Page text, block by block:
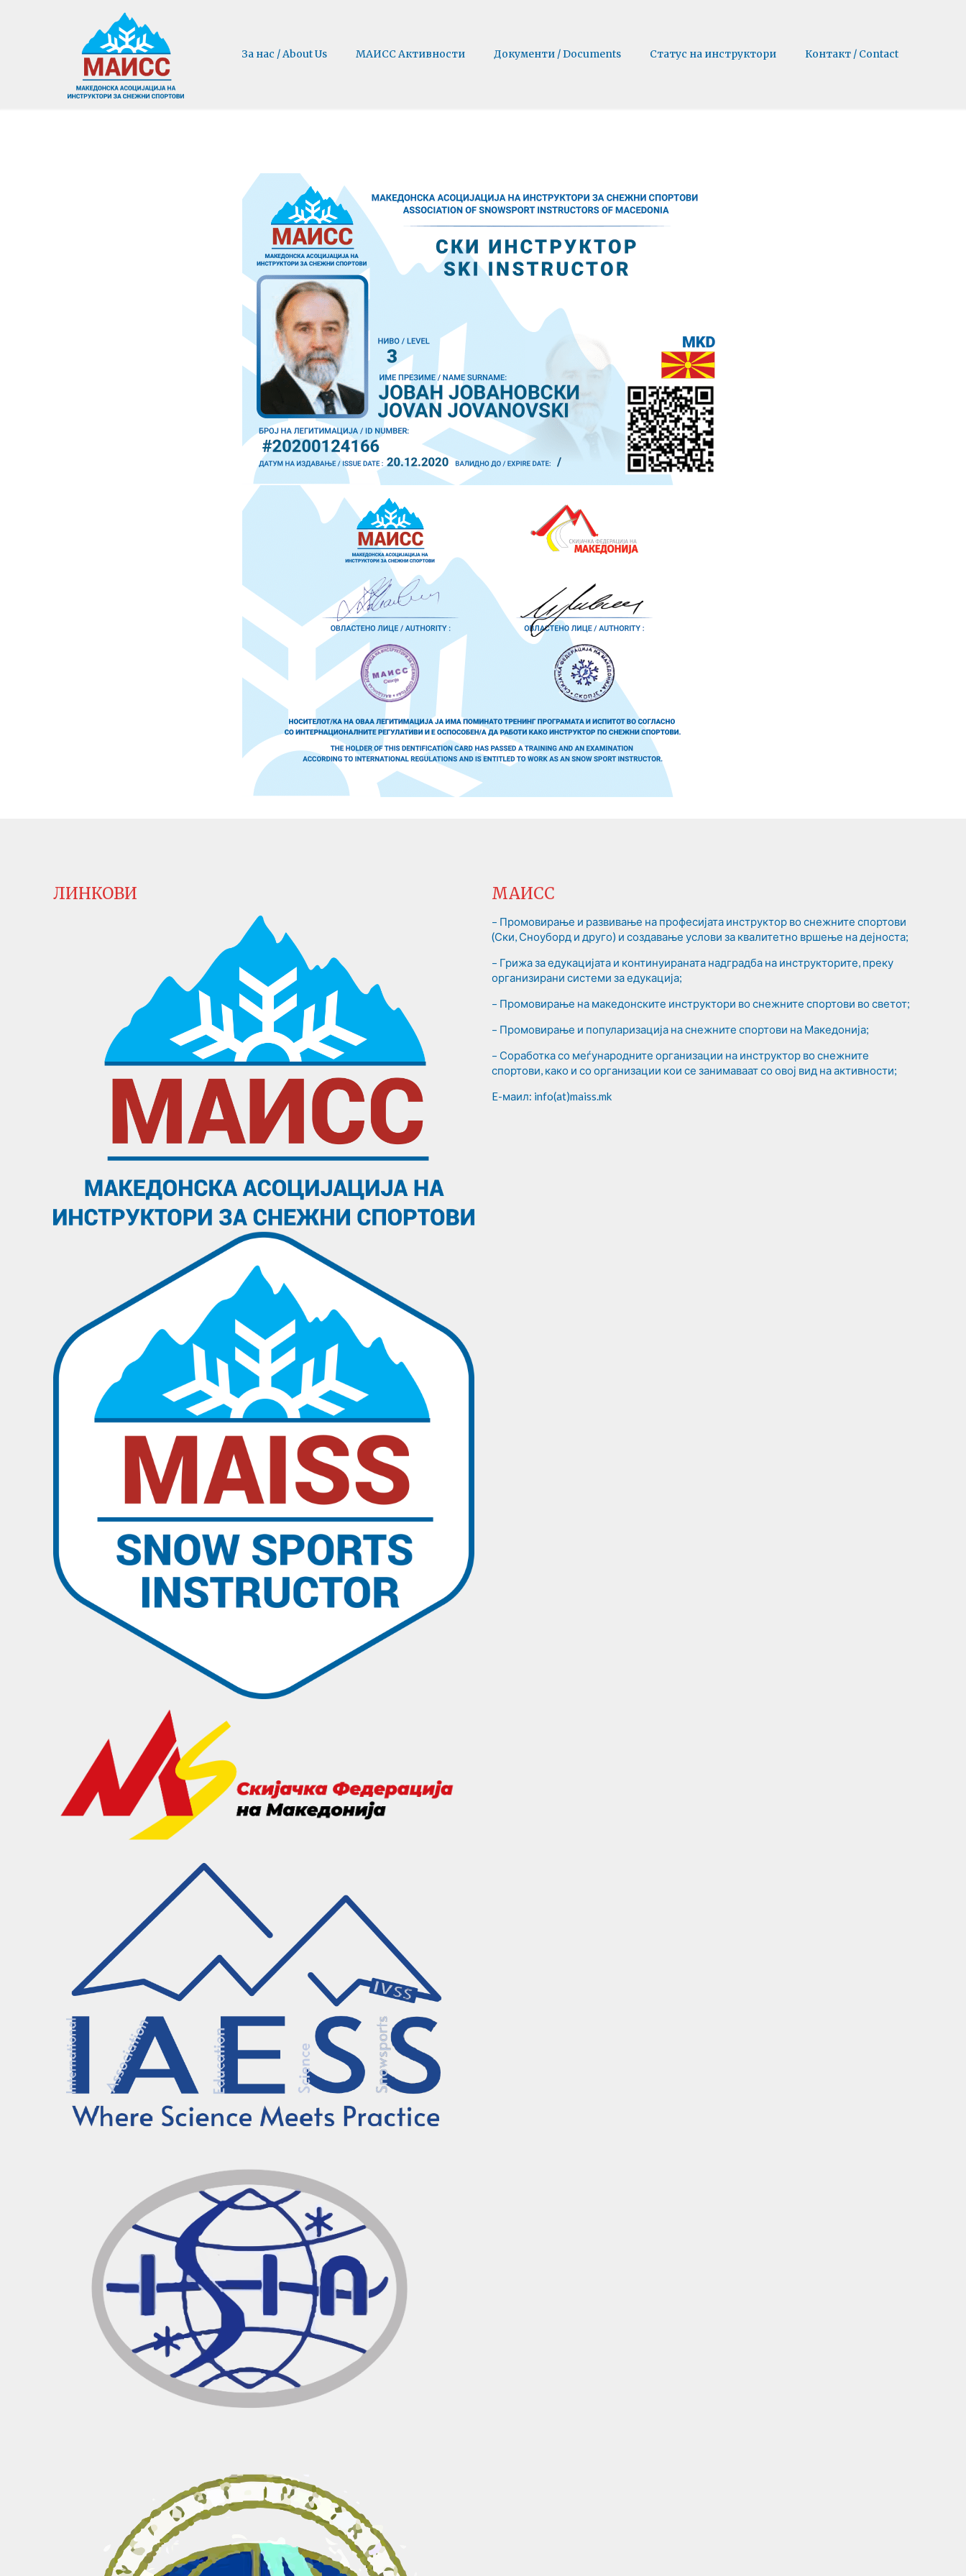
За нас / About Us МАИСС Активности Документи / Documents Статус на инструктори Контакт / Contact
ЛИНКОВИ МАИСС
– Промовирање и развивање на професијата инструктор во снежните спортови
(Ски, Сноуборд и друго) и создавање услови за квалитетно вршење на дејноста;
– Грижа за едукацијата и континуираната надградба на инструкторите, преку
организирани системи за едукација;
– Промовирање на македонските инструктори во снежните спортови во светот;
– Промовирање и популаризација на снежните спортови на Македонија;
– Соработка со меѓународните организации на инструктор во снежните
спортови, како и со организации кои се занимаваат со овој вид на активности;
E-маил: info(at)maiss.mk